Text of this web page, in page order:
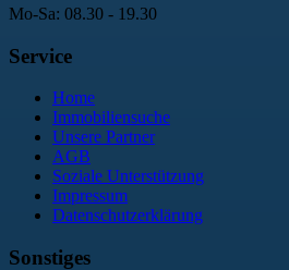
Mo-Sa: 08.30 - 19.30
Service
Home
Immobiliensuche
Unsere Partner
AGB
Soziale Unterstützung
Impressum
Datenschutzerklärung
Sonstiges